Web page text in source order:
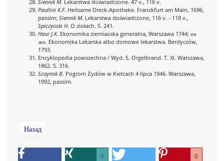
Siennik M. Lekarstwa doświadczone. 47 v., 116 v.
Paullini K.F. Heilsame Dreck-Apotheke. Franckfurt am Main, 1696,
passim; Siennik M. Lekarstwa doświadczone, 116 v. - 118 v.,
Spiczyński H. O ziołach. S. 241.
Haur J.K. Ekonomika ziemiańska generalna, Warszawa 1744; он
же. Ekonomika Lekarska albo domowe lekarstwa. Berdyczów,
1793.
Encyklopedia powszechna / Wyd. S. Orgelbrand. T. XI. Warszawa,
1862. S. 316.
Szaynok B. Pogrom Żydów w Kielcach 4 lipca 1946. Warszawa,
1992, passim.
Назад
0 0